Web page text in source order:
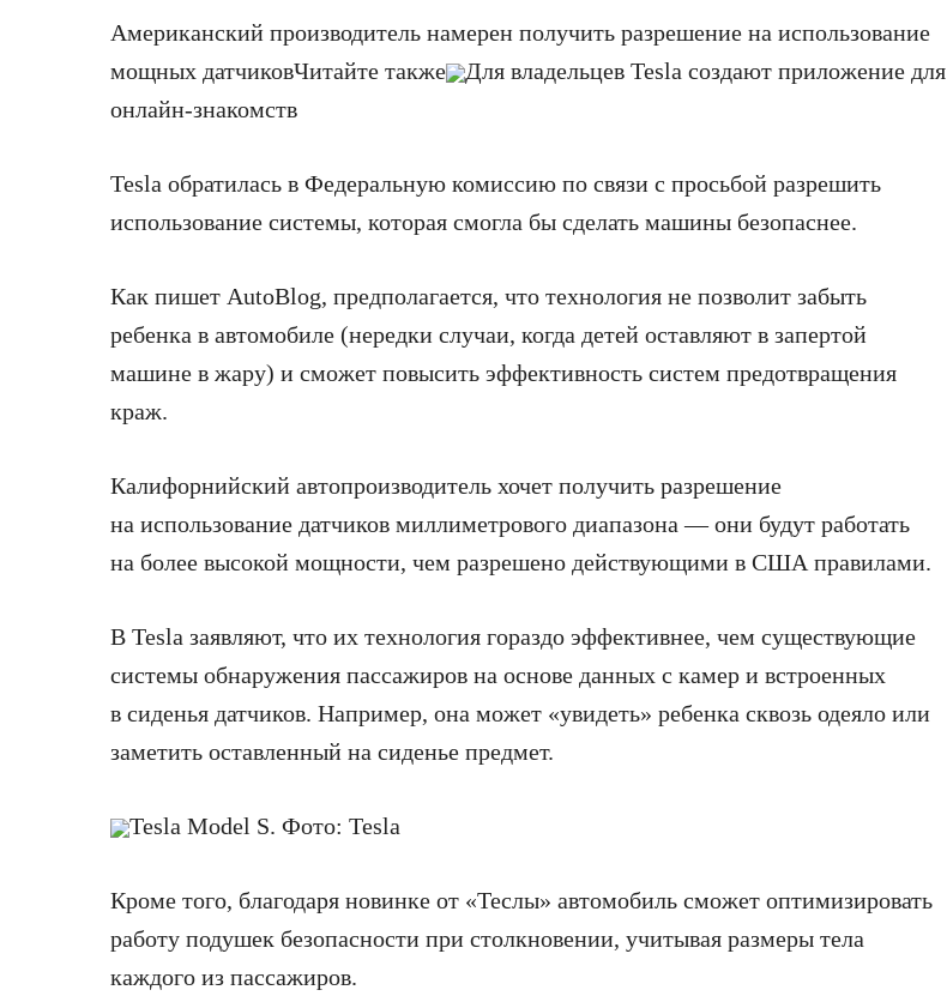
Американский производитель намерен получить разрешение на использование
мощных датчиковЧитайте также
Для владельцев Tesla создают приложение для
онлайн-знакомств
Tesla обратилась в Федеральную комиссию по связи с просьбой разрешить
использование системы, которая смогла бы сделать машины безопаснее.
Как пишет AutoBlog, предполагается, что технология не позволит забыть
ребенка в автомобиле (нередки случаи, когда детей оставляют в запертой
машине в жару) и сможет повысить эффективность систем предотвращения
краж.
Калифорнийский автопроизводитель хочет получить разрешение
на использование датчиков миллиметрового диапазона — они будут работать
на более высокой мощности, чем разрешено действующими в США правилами.
В Tesla заявляют, что их технология гораздо эффективнее, чем существующие
системы обнаружения пассажиров на основе данных с камер и встроенных
в сиденья датчиков. Например, она может «увидеть» ребенка сквозь одеяло или
заметить оставленный на сиденье предмет.
Tesla Model S. Фото: Tesla
Кроме того, благодаря новинке от «Теслы» автомобиль сможет оптимизировать
работу подушек безопасности при столкновении, учитывая размеры тела
каждого из пассажиров.